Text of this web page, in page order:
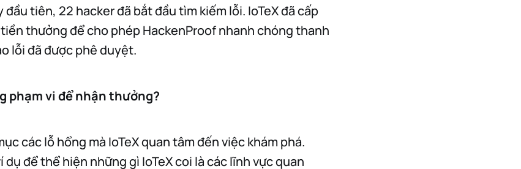
đầu tiên, 22 hacker đã bắt đầu tìm kiếm lỗi. IoTeX đã cấp
thưởng để cho phép HackenProof nhanh chóng thanh
lỗi đã được phê duyệt.
phạm vi để nhận thưởng?
các lỗ hổng mà IoTeX quan tâm đến việc khám phá.
dụ để thể hiện những gì IoTeX coi là các lĩnh vực quan